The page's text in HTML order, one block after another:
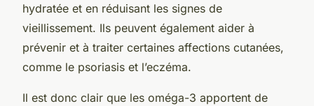
hydratée et en réduisant les signes de
vieillissement. Ils peuvent également aider à
prévenir et à traiter certaines affections cutanées,
comme le psoriasis et l’eczéma.
Il est donc clair que les oméga-3 apportent de